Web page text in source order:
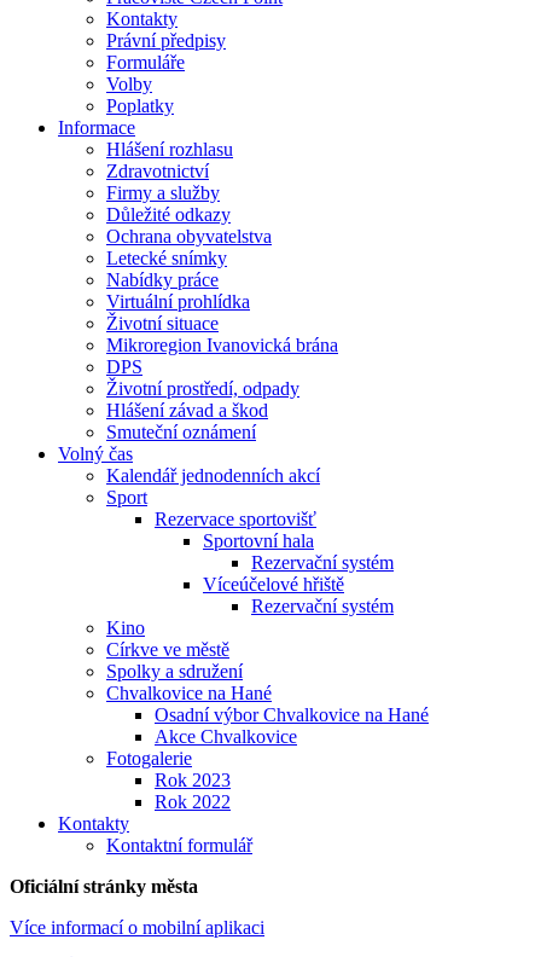
Kontakty
Právní předpisy
Formuláře
Volby
Poplatky
Informace
Hlášení rozhlasu
Zdravotnictví
Firmy a služby
Důležité odkazy
Ochrana obyvatelstva
Letecké snímky
Nabídky práce
Virtuální prohlídka
Životní situace
Mikroregion Ivanovická brána
DPS
Životní prostředí, odpady
Hlášení závad a škod
Smuteční oznámení
Volný čas
Kalendář jednodenních akcí
Sport
Rezervace sportovišť
Sportovní hala
Rezervační systém
Víceúčelové hřiště
Rezervační systém
Kino
Církve ve městě
Spolky a sdružení
Chvalkovice na Hané
Osadní výbor Chvalkovice na Hané
Akce Chvalkovice
Fotogalerie
Rok 2023
Rok 2022
Kontakty
Kontaktní formulář
Oficiální stránky města
Více informací o mobilní aplikaci